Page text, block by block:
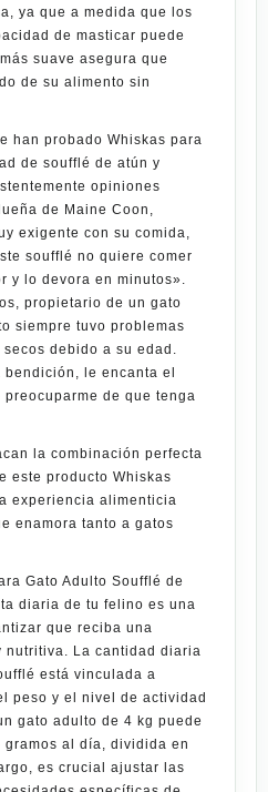
ya que a medida que los
de masticar puede
suave asegura que
de su alimento sin
han probado Whiskas para
de soufflé de atún y
opiniones
de Maine Coon,
exigente con su comida,
soufflé no quiere comer
y lo devora en minutos».
propietario de un gato
siempre tuvo problemas
debido a su edad.
bendición, le encanta el
de que tenga
la combinación perfecta
este producto Whiskas
experiencia alimenticia
enamora tanto a gatos
Gato Adulto Soufflé de
diaria de tu felino es una
que reciba una
La cantidad diaria
está vinculada a
peso y el nivel de actividad
gato adulto de 4 kg puede
al día, dividida en
es crucial ajustar las